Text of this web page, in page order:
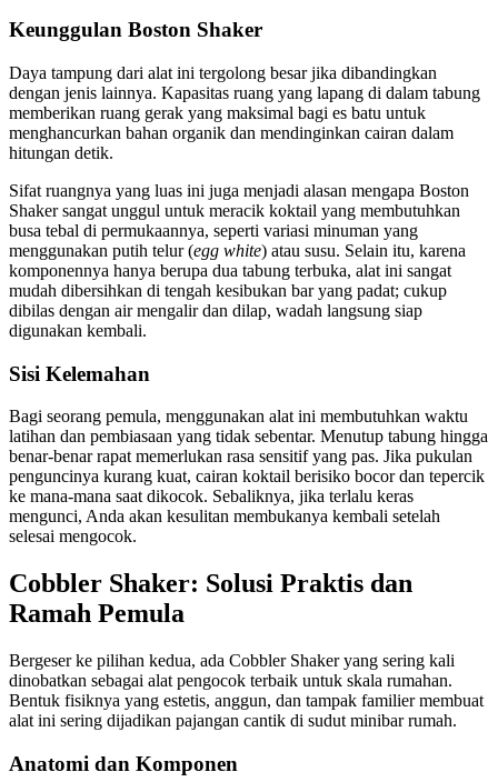
Keunggulan Boston Shaker
Daya tampung dari alat ini tergolong besar jika dibandingkan
dengan jenis lainnya. Kapasitas ruang yang lapang di dalam tabung
memberikan ruang gerak yang maksimal bagi es batu untuk
menghancurkan bahan organik dan mendinginkan cairan dalam
hitungan detik.
Sifat ruangnya yang luas ini juga menjadi alasan mengapa Boston
Shaker sangat unggul untuk meracik koktail yang membutuhkan
busa tebal di permukaannya, seperti variasi minuman yang
menggunakan putih telur (egg white) atau susu. Selain itu, karena
komponennya hanya berupa dua tabung terbuka, alat ini sangat
mudah dibersihkan di tengah kesibukan bar yang padat; cukup
dibilas dengan air mengalir dan dilap, wadah langsung siap
digunakan kembali.
Sisi Kelemahan
Bagi seorang pemula, menggunakan alat ini membutuhkan waktu
latihan dan pembiasaan yang tidak sebentar. Menutup tabung hingga
benar-benar rapat memerlukan rasa sensitif yang pas. Jika pukulan
penguncinya kurang kuat, cairan koktail berisiko bocor dan tepercik
ke mana-mana saat dikocok. Sebaliknya, jika terlalu keras
mengunci, Anda akan kesulitan membukanya kembali setelah
selesai mengocok.
Cobbler Shaker: Solusi Praktis dan
Ramah Pemula
Bergeser ke pilihan kedua, ada Cobbler Shaker yang sering kali
dinobatkan sebagai alat pengocok terbaik untuk skala rumahan.
Bentuk fisiknya yang estetis, anggun, dan tampak familier membuat
alat ini sering dijadikan pajangan cantik di sudut minibar rumah.
Anatomi dan Komponen